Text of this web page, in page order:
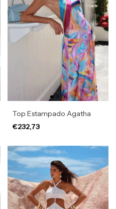
Top Estampado Agatha
€232,73